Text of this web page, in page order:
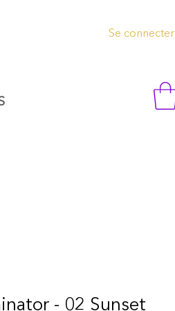
Se connecter
- 02 Sunset